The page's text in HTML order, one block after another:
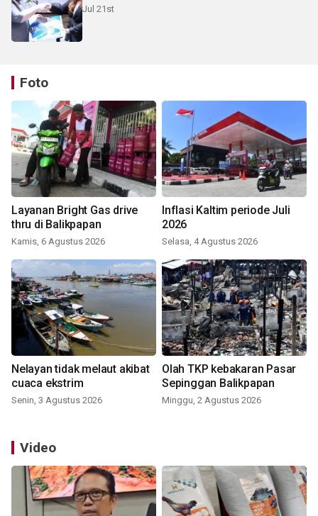
Jul 21st
Foto
Layanan Bright Gas drive
thru di Balikpapan
Kamis, 6 Agustus 2026
Inflasi Kaltim periode Juli
2026
Selasa, 4 Agustus 2026
Nelayan tidak melaut akibat
cuaca ekstrim
Senin, 3 Agustus 2026
Olah TKP kebakaran Pasar
Sepinggan Balikpapan
Minggu, 2 Agustus 2026
Video